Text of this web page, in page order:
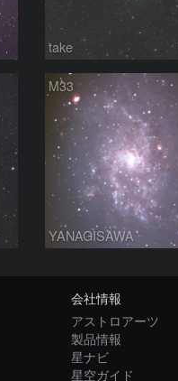
take
M33
YANAGISAWA
会社情報
アストロアーツ
製品情報
星ナビ
星空ガイド